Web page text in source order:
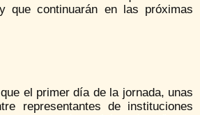
que continuarán en las próximas
el primer día de la jornada, unas
representantes de instituciones